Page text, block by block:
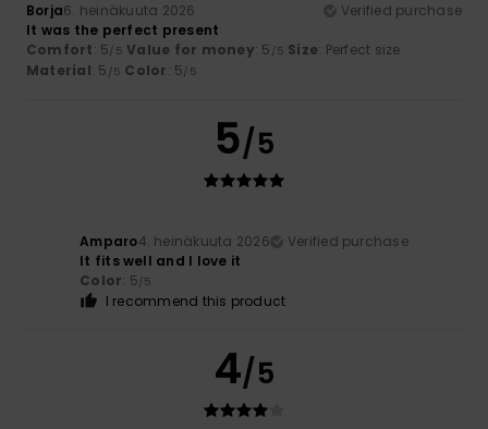
Borja6. heinäkuuta 2026
Verified purchase
It was the perfect present
Comfort: 5/5 Value for money: 5 /5 Size: Perfect size
Material: 5 /5 Color: 5/5
5/5
Amparo4. heinäkuuta 2026
Verified purchase
It fits well and I love it
Color: 5/5
I recommend this product
4/5